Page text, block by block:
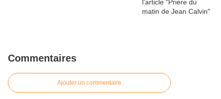
Commentaires
Ajouter un commentaire